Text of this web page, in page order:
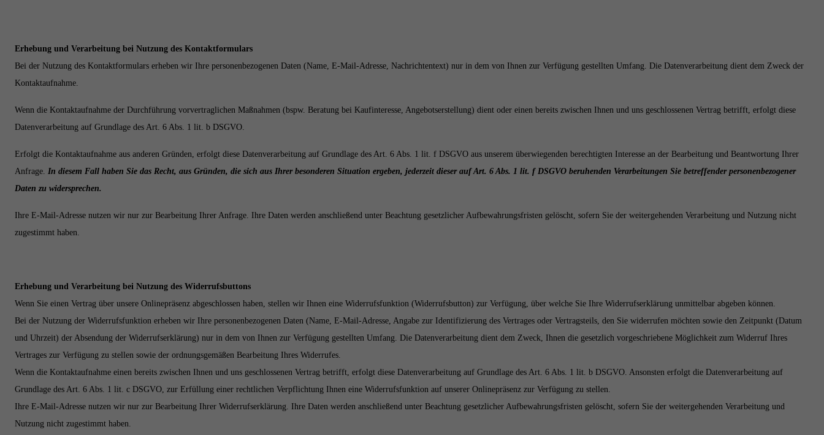
Erhebung und Verarbeitung bei Nutzung des Kontaktformulars
Bei der Nutzung des Kontaktformulars erheben wir Ihre personenbezogenen Daten (Name, E-Mail-Adresse, Nachrichtentext) nur in dem von Ihnen zur Verfügung gestellten Umfang. Die Datenverarbeitung dient dem Zweck der
Kontaktaufnahme.
Wenn die Kontaktaufnahme der Durchführung vorvertraglichen Maßnahmen (bspw. Beratung bei Kaufinteresse, Angebotserstellung) dient oder einen bereits zwischen Ihnen und uns geschlossenen Vertrag betrifft, erfolgt diese
Datenverarbeitung auf Grundlage des Art. 6 Abs. 1 lit. b DSGVO.
Erfolgt die Kontaktaufnahme aus anderen Gründen, erfolgt diese Datenverarbeitung auf Grundlage des Art. 6 Abs. 1 lit. f DSGVO aus unserem überwiegenden berechtigten Interesse an der Bearbeitung und Beantwortung Ihrer
Anfrage. In diesem Fall haben Sie das Recht, aus Gründen, die sich aus Ihrer besonderen Situation ergeben, jederzeit dieser auf Art. 6 Abs. 1 lit. f DSGVO beruhenden Verarbeitungen Sie betreffender personenbezogener
Daten zu widersprechen.
Ihre E-Mail-Adresse nutzen wir nur zur Bearbeitung Ihrer Anfrage. Ihre Daten werden anschließend unter Beachtung gesetzlicher Aufbewahrungsfristen gelöscht, sofern Sie der weitergehenden Verarbeitung und Nutzung nicht
zugestimmt haben.
Erhebung und Verarbeitung bei Nutzung des Widerrufsbuttons
Wenn Sie einen Vertrag über unsere Onlinepräsenz abgeschlossen haben, stellen wir Ihnen eine Widerrufsfunktion (Widerrufsbutton) zur Verfügung, über welche Sie Ihre Widerrufserklärung unmittelbar abgeben können.
Bei der Nutzung der Widerrufsfunktion erheben wir Ihre personenbezogenen Daten (Name, E-Mail-Adresse, Angabe zur Identifizierung des Vertrages oder Vertragsteils, den Sie widerrufen möchten sowie den Zeitpunkt (Datum
und Uhrzeit) der Absendung der Widerrufserklärung) nur in dem von Ihnen zur Verfügung gestellten Umfang. Die Datenverarbeitung dient dem Zweck, Ihnen die gesetzlich vorgeschriebene Möglichkeit zum Widerruf Ihres
Vertrages zur Verfügung zu stellen sowie der ordnungsgemäßen Bearbeitung Ihres Widerrufes.
Wenn die Kontaktaufnahme einen bereits zwischen Ihnen und uns geschlossenen Vertrag betrifft, erfolgt diese Datenverarbeitung auf Grundlage des Art. 6 Abs. 1 lit. b DSGVO. Ansonsten erfolgt die Datenverarbeitung auf
Grundlage des Art. 6 Abs. 1 lit. c DSGVO, zur Erfüllung einer rechtlichen Verpflichtung Ihnen eine Widerrufsfunktion auf unserer Onlinepräsenz zur Verfügung zu stellen.
Ihre E-Mail-Adresse nutzen wir nur zur Bearbeitung Ihrer Widerrufserklärung. Ihre Daten werden anschließend unter Beachtung gesetzlicher Aufbewahrungsfristen gelöscht, sofern Sie der weitergehenden Verarbeitung und
Nutzung nicht zugestimmt haben.